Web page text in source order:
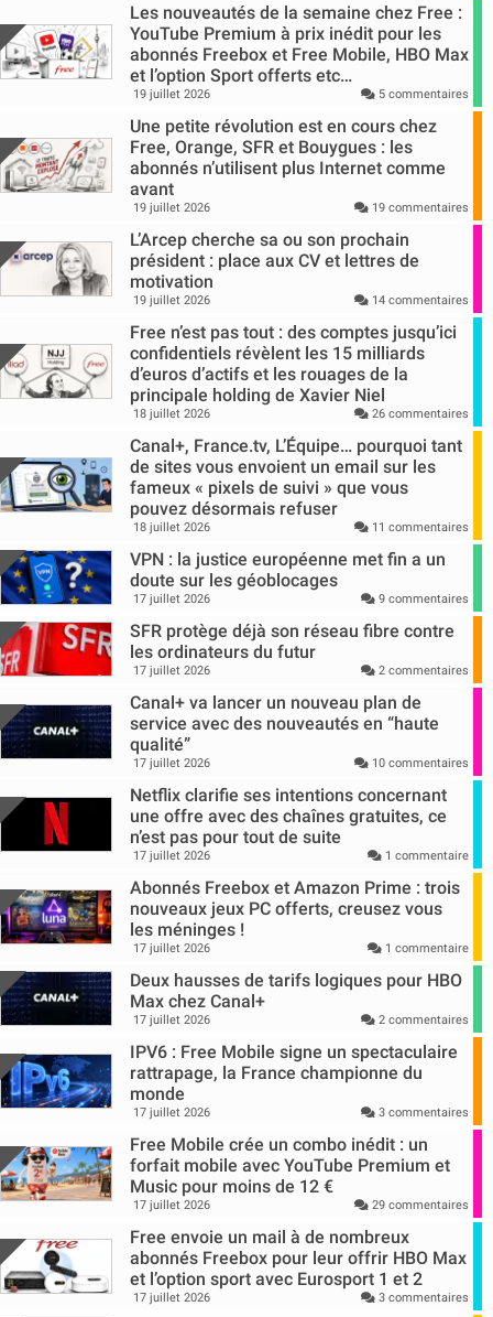
Les nouveautés de la semaine chez Free :
YouTube Premium à prix inédit pour les
abonnés Freebox et Free Mobile, HBO Max
et l’option Sport offerts etc…
19 juillet 2026 5 commentaires
Une petite révolution est en cours chez
Free, Orange, SFR et Bouygues : les
abonnés n’utilisent plus Internet comme
avant
19 juillet 2026 19 commentaires
L’Arcep cherche sa ou son prochain
président : place aux CV et lettres de
motivation
19 juillet 2026 14 commentaires
Free n’est pas tout : des comptes jusqu’ici
confidentiels révèlent les 15 milliards
d’euros d’actifs et les rouages de la
principale holding de Xavier Niel
18 juillet 2026 26 commentaires
Canal+, France.tv, L’Équipe… pourquoi tant
de sites vous envoient un email sur les
fameux « pixels de suivi » que vous
pouvez désormais refuser
18 juillet 2026 11 commentaires
VPN : la justice européenne met fin a un
doute sur les géoblocages
17 juillet 2026 9 commentaires
SFR protège déjà son réseau fibre contre
les ordinateurs du futur
17 juillet 2026 2 commentaires
Canal+ va lancer un nouveau plan de
service avec des nouveautés en “haute
qualité”
17 juillet 2026 10 commentaires
Netflix clarifie ses intentions concernant
une offre avec des chaînes gratuites, ce
n’est pas pour tout de suite
17 juillet 2026 1 commentaire
Abonnés Freebox et Amazon Prime : trois
nouveaux jeux PC offerts, creusez vous
les méninges !
17 juillet 2026 1 commentaire
Deux hausses de tarifs logiques pour HBO
Max chez Canal+
17 juillet 2026 2 commentaires
IPV6 : Free Mobile signe un spectaculaire
rattrapage, la France championne du
monde
17 juillet 2026 3 commentaires
Free Mobile crée un combo inédit : un
forfait mobile avec YouTube Premium et
Music pour moins de 12 €
17 juillet 2026 29 commentaires
Free envoie un mail à de nombreux
abonnés Freebox pour leur offrir HBO Max
et l’option sport avec Eurosport 1 et 2
17 juillet 2026 3 commentaires